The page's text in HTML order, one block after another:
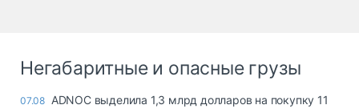
Негабаритные и опасные грузы
07.08 ADNOC выделила 1,3 млрд долларов на покупку 11